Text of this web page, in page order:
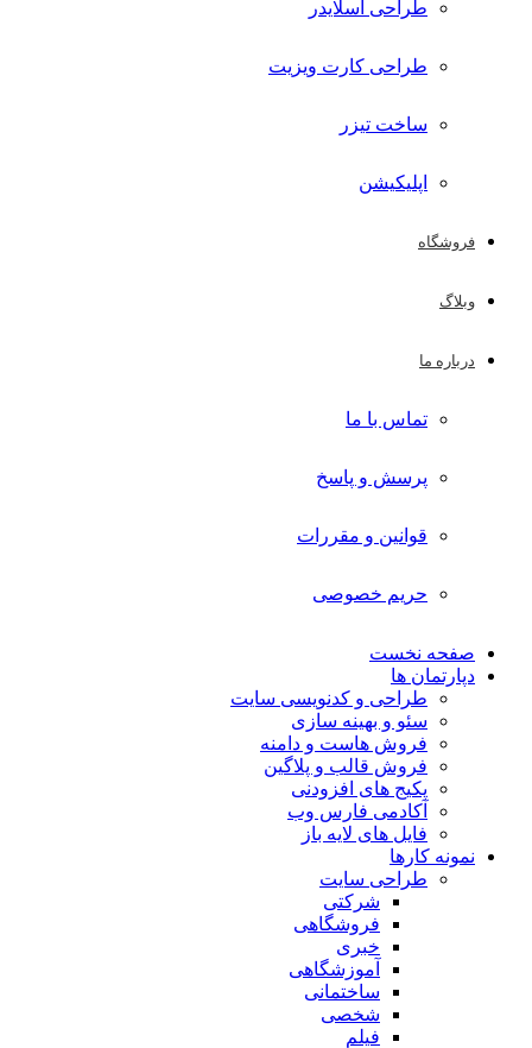
طراحی اسلایدر
طراحی کارت ویزیت
ساخت تیزر
اپلیکیشن
فروشگاه
وبلاگ
درباره ما
تماس با ما
پرسش و پاسخ
قوانین و مقررات
حریم خصوصی
صفحه نخست
دپارتمان ها
طراحی و کدنویسی سایت
سئو و بهینه سازی
فروش هاست و دامنه
فروش قالب و پلاگین
پکیج های افزودنی
آکادمی فارس وب
فایل های لایه باز
نمونه کارها
طراحی سایت
شرکتی
فروشگاهی
خبری
آموزشگاهی
ساختمانی
شخصی
فیلم